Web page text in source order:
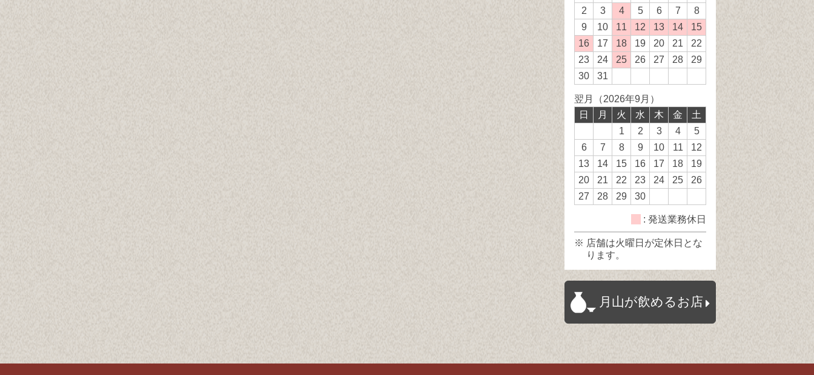
2
3 4発
送
業
務
休
日
5 6 7
8
9
10 11 発
送
業
務
休
日
12 発
送
業
務
休
日
13 発
送
業
務
休
14 発
送
業
務
休
15
務
休
16 発
送
業
務
休
日
17 18 発
送
務
休
日
19 20 21
22
23
24 25 発
務
休
26 27 28
29
30
31
翌月（2026年9月）
日
月 火 水 木 金
土
1
2 3 4
5
6
7 8 9 10 11
12
13
14 15 16 17 18
19
20
21 22 23 24 25
26
27
28 29 30
: 発送業務休日
※ 店舗は火曜日が定休日とな
ります。
月山が飲めるお店